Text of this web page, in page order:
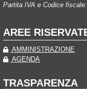
Partita IVA e Codice fiscale:
AREE
AMMINISTRAZIONE
AGENDA
TRASPARENZA